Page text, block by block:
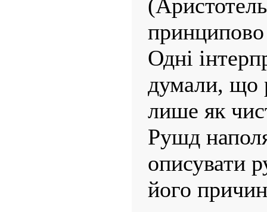
Одні
думали, що
лише як
Рушд
описувати
його